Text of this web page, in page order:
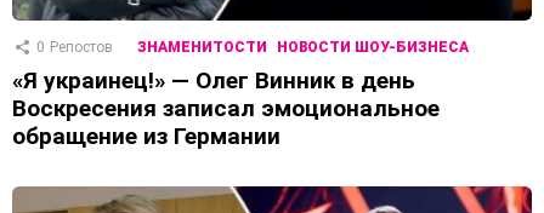
0 Репостов ЗНАМЕНИТОСТИ НОВОСТИ ШОУ-БИЗНЕСА
«Я украинец!» — Олег Винник в день
Воскресения записал эмоциональное
обращение из Германии